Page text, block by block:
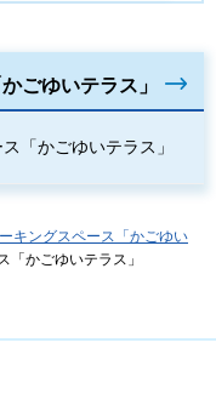
ごゆいテラス」
「かごゆいテラス」
キングスペース「かごゆい
かごゆいテラス」